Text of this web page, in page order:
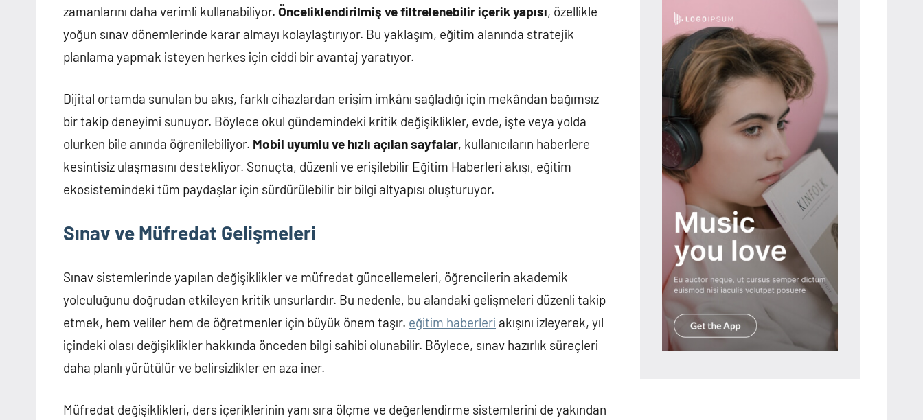
zamanlarını daha verimli kullanabiliyor. Önceliklendirilmiş ve filtrelenebilir içerik yapısı, özellikle
yoğun sınav dönemlerinde karar almayı kolaylaştırıyor. Bu yaklaşım, eğitim alanında stratejik
planlama yapmak isteyen herkes için ciddi bir avantaj yaratıyor.
Dijital ortamda sunulan bu akış, farklı cihazlardan erişim imkânı sağladığı için mekândan bağımsız
bir takip deneyimi sunuyor. Böylece okul gündemindeki kritik değişiklikler, evde, işte veya yolda
olurken bile anında öğrenilebiliyor. Mobil uyumlu ve hızlı açılan sayfalar, kullanıcıların haberlere
kesintisiz ulaşmasını destekliyor. Sonuçta, düzenli ve erişilebilir Eğitim Haberleri akışı, eğitim
ekosistemindeki tüm paydaşlar için sürdürülebilir bir bilgi altyapısı oluşturuyor.
Sınav ve Müfredat Gelişmeleri
Sınav sistemlerinde yapılan değişiklikler ve müfredat güncellemeleri, öğrencilerin akademik
yolculuğunu doğrudan etkileyen kritik unsurlardır. Bu nedenle, bu alandaki gelişmeleri düzenli takip
etmek, hem veliler hem de öğretmenler için büyük önem taşır. eğitim haberleri akışını izleyerek, yıl
içindeki olası değişiklikler hakkında önceden bilgi sahibi olunabilir. Böylece, sınav hazırlık süreçleri
daha planlı yürütülür ve belirsizlikler en aza iner.
Müfredat değişiklikleri, ders içeriklerinin yanı sıra ölçme ve değerlendirme sistemlerini de yakından